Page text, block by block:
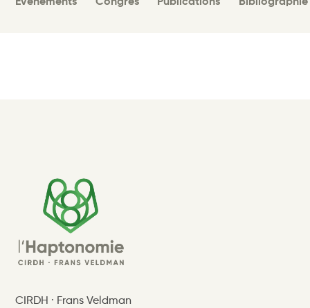
CIRDH · Frans Veldman